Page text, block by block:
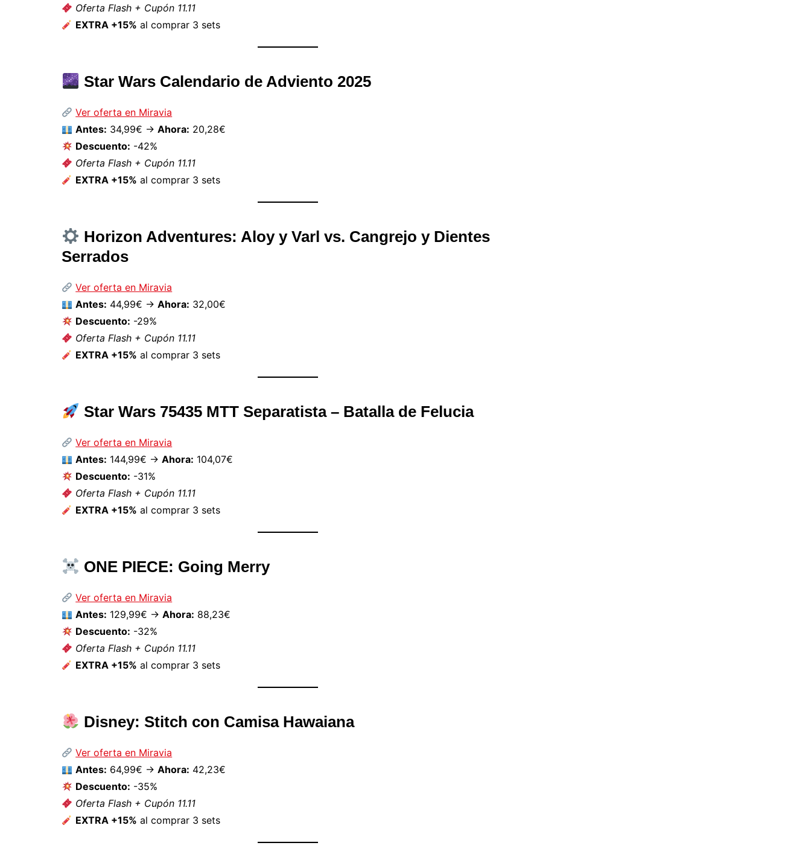
Oferta Flash + Cupón 11.11
EXTRA +15% al comprar 3 sets
Star Wars Calendario de Adviento 2025
Ver oferta en Miravia
Antes: 34,99€ →Ahora: 20,28€
Descuento: -42%
Oferta Flash + Cupón 11.11
EXTRA +15% al comprar 3 sets
Horizon Adventures: Aloy y Varl vs. Cangrejo y Dientes
Serrados
Ver oferta en Miravia
Antes: 44,99€ →Ahora: 32,00€
Descuento: -29%
Oferta Flash + Cupón 11.11
EXTRA +15% al comprar 3 sets
Star Wars 75435 MTT Separatista – Batalla de Felucia
Ver oferta en Miravia
Antes: 144,99€ →Ahora: 104,07€
Descuento: -31%
Oferta Flash + Cupón 11.11
EXTRA +15% al comprar 3 sets
ONE PIECE: Going Merry
Ver oferta en Miravia
Antes: 129,99€ →Ahora: 88,23€
Descuento: -32%
Oferta Flash + Cupón 11.11
EXTRA +15% al comprar 3 sets
Disney: Stitch con Camisa Hawaiana
Ver oferta en Miravia
Antes: 64,99€ →Ahora: 42,23€
Descuento: -35%
Oferta Flash + Cupón 11.11
EXTRA +15% al comprar 3 sets